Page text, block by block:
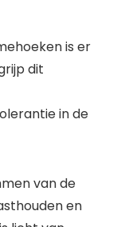
is er
dit
in de
van de
en